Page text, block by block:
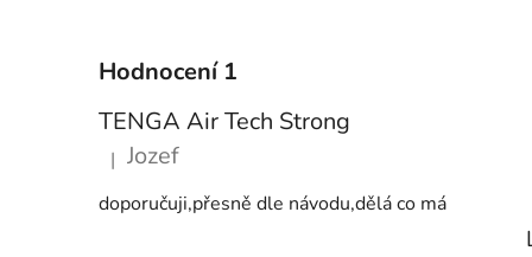
Hodnocení 1
TENGA Air Tech Strong
Hodnocení produktu je 5 z 5 hvězdiček.
| Jozef
doporučuji,přesně dle návodu,dělá co má